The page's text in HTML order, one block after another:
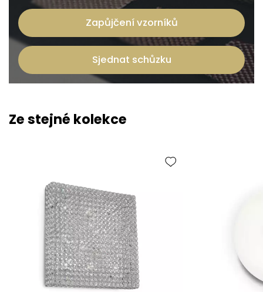
Zapůjčení vzorníků
Sjednat schůzku
Ze stejné kolekce